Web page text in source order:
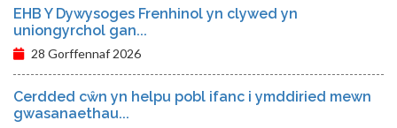
EHB Y Dywysoges Frenhinol yn clywed yn
uniongyrchol gan...
28 Gorffennaf 2026
Cerdded cŵn yn helpu pobl ifanc i ymddiried mewn
gwasanaethau...